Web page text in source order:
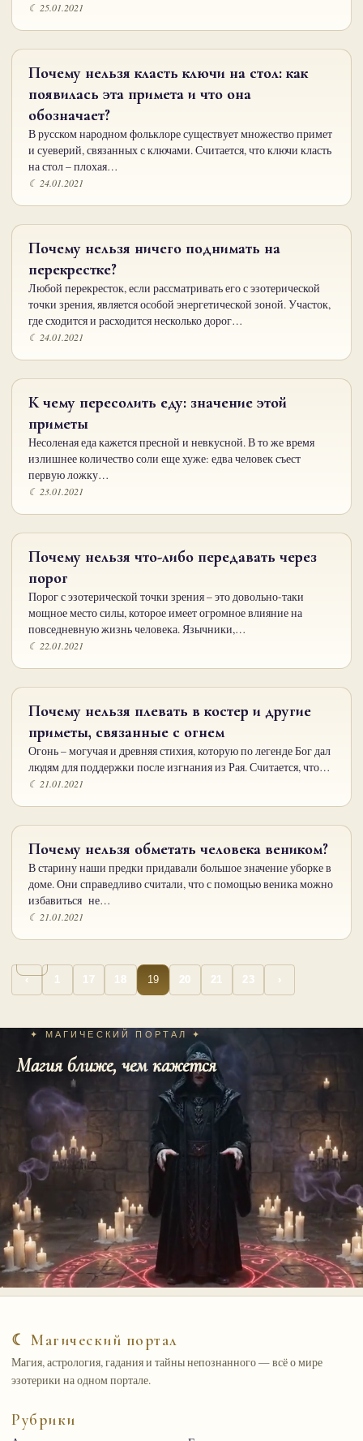
☾ 25.01.2021
Почему нельзя класть ключи на стол: как
появилась эта примета и что она
обозначает?
В русском народном фольклоре существует множество примет
и суеверий, связанных с ключами. Считается, что ключи класть
на стол – плохая…
☾ 24.01.2021
Почему нельзя ничего поднимать на
перекрестке?
Любой перекресток, если рассматривать его с эзотерической
точки зрения, является особой энергетической зоной. Участок,
где сходится и расходится несколько дорог…
☾ 24.01.2021
К чему пересолить еду: значение этой
приметы
Несоленая еда кажется пресной и невкусной. В то же время
излишнее количество соли еще хуже: едва человек съест
первую ложку…
☾ 23.01.2021
Почему нельзя что-либо передавать через
порог
Порог с эзотерической точки зрения – это довольно-таки
мощное место силы, которое имеет огромное влияние на
повседневную жизнь человека. Язычники,…
☾ 22.01.2021
Почему нельзя плевать в костер и другие
приметы, связанные с огнем
Огонь – могучая и древняя стихия, которую по легенде Бог дал
людям для поддержки после изгнания из Рая. Считается, что…
☾ 21.01.2021
Почему нельзя обметать человека веником?
В старину наши предки придавали большое значение уборке в
доме. Они справедливо считали, что с помощью веника можно
избавиться не…
☾ 21.01.2021
Пагинация
‹ 1 17 18 19 20 21 23 ›
✦ МАГИЧЕСКИЙ ПОРТАЛ ✦
Магия ближе, чем кажется
☾ Магический портал
Магия, астрология, гадания и тайны непознанного — всё о мире
эзотерики на одном портале.
Рубрики